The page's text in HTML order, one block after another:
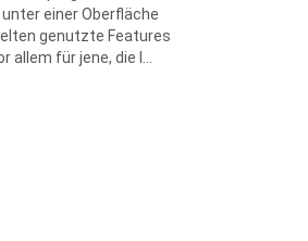
einer Oberfläche
genutzte Features
allem für jene, die l...